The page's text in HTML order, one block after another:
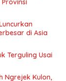
di Asia
Terguling Usai
Ngrejek Kulon,